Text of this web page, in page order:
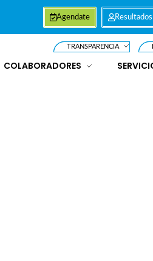
Agendate Resultados
TRANSPARENCIA
COLABORADORES